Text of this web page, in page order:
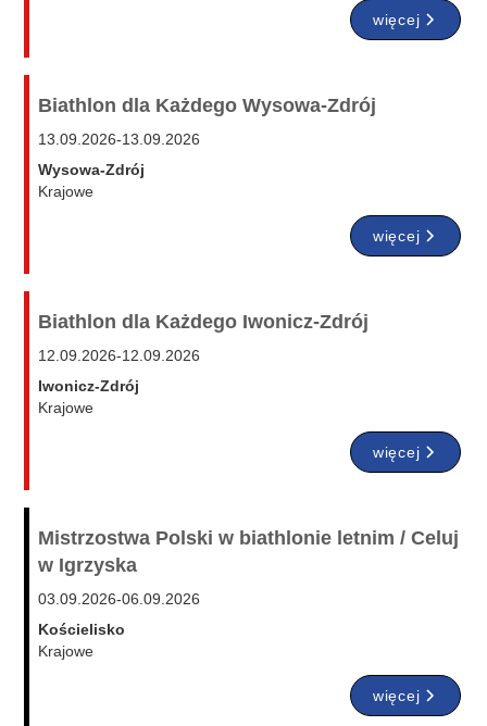
więcej
Biathlon dla Każdego Wysowa-Zdrój
13.09.2026-13.09.2026
Wysowa-Zdrój
Krajowe
więcej
Biathlon dla Każdego Iwonicz-Zdrój
12.09.2026-12.09.2026
Iwonicz-Zdrój
Krajowe
więcej
Mistrzostwa Polski w biathlonie letnim / Celuj
w Igrzyska
03.09.2026-06.09.2026
Kościelisko
Krajowe
więcej